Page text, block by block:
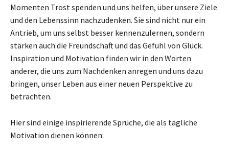
Momenten Trost spenden und uns helfen, über unsere Ziele
und den Lebenssinn nachzudenken. Sie sind nicht nur ein
Antrieb, um uns selbst besser kennenzulernen, sondern
stärken auch die Freundschaft und das Gefühl von Glück.
Inspiration und Motivation finden wir in den Worten
anderer, die uns zum Nachdenken anregen und uns dazu
bringen, unser Leben aus einer neuen Perspektive zu
betrachten.
Hier sind einige inspirierende Sprüche, die als tägliche
Motivation dienen können: